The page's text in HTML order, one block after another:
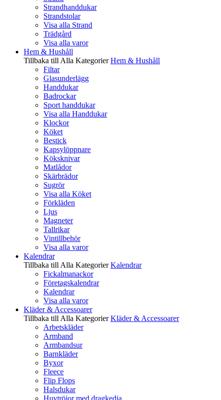
Strandhanddukar
Strandstolar
Visa alla Strand
Trädgård
Visa alla varor
Hem & Hushåll
Tillbaka till Alla Kategorier Hem & Hushåll
Filtar
Glasunderlägg
Handdukar
Badrockar
Sport handdukar
Visa alla Handdukar
Klockor
Köket
Bestick
Kapsylöppnare
Köksknivar
Matlådor
Skärbrädor
Sugrör
Visa alla Köket
Förkläden
Ljus
Magneter
Tallrikar
Vintillbehör
Visa alla varor
Kalendrar
Tillbaka till Alla Kategorier Kalendrar
Fickalmanackor
Företagskalendrar
Kalendrar
Visa alla varor
Kläder & Accessoarer
Tillbaka till Alla Kategorier Kläder & Accessoarer
Arbetskläder
Armband
Armbandsur
Barnkläder
Byxor
Fleece
Flip Flops
Halsdukar
Huvtröjor med dragkedja